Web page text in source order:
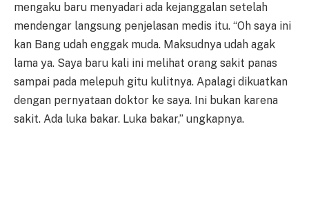
mengaku baru menyadari ada kejanggalan setelah
mendengar langsung penjelasan medis itu. “Oh saya ini
kan Bang udah enggak muda. Maksudnya udah agak
lama ya. Saya baru kali ini melihat orang sakit panas
sampai pada melepuh gitu kulitnya. Apalagi dikuatkan
dengan pernyataan doktor ke saya. Ini bukan karena
sakit. Ada luka bakar. Luka bakar,” ungkapnya.